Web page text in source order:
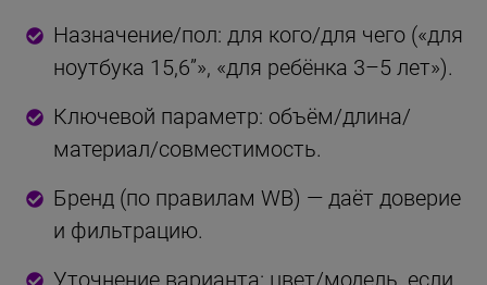
Назначение/пол: для кого/для чего («для
ноутбука 15,6”», «для ребёнка 3–5 лет»).
Ключевой параметр: объём/длина/
материал/совместимость.
Бренд (по правилам WB) — даёт доверие
и фильтрацию.
Уточнение варианта: цвет/модель, если